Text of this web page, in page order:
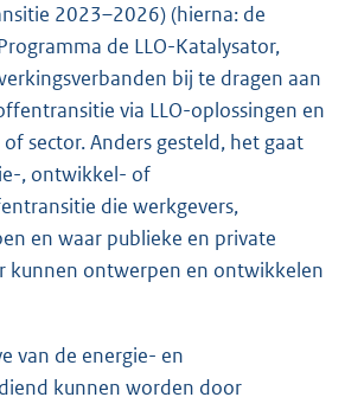
2023–2026) (hierna: de
de LLO-Katalysator,
bij te dragen aan
via LLO-oplossingen en
sector. Anders gesteld, het gaat
, ontwikkel- of
die werkgevers,
en waar publieke en private
kunnen ontwerpen en ontwikkelen
van de energie- en
kunnen worden door